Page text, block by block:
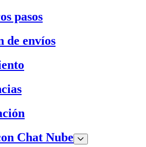
pasos
de envíos
Chat Nube